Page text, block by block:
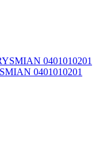
0401010201